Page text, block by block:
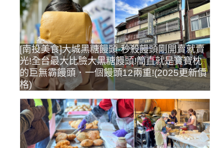
[南投美食]大城黑糖饅頭-秒殺饅頭剛開賣就賣
光!全台最大比臉大黑糖饅頭!簡直就是寶寶枕
的巨無霸饅頭．一個饅頭12兩重!(2025更新價
格)